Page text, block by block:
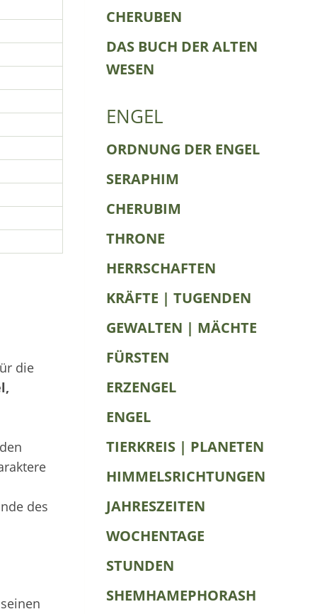
die
des
CHERUBEN
DAS BUCH DER ALTEN
WESEN
ENGEL
ORDNUNG DER ENGEL
SERAPHIM
CHERUBIM
THRONE
HERRSCHAFTEN
KRÄFTE | TUGENDEN
GEWALTEN | MÄCHTE
FÜRSTEN
ERZENGEL
ENGEL
TIERKREIS | PLANETEN
HIMMELSRICHTUNGEN
JAHRESZEITEN
WOCHENTAGE
STUNDEN
SHEMHAMEPHORASH